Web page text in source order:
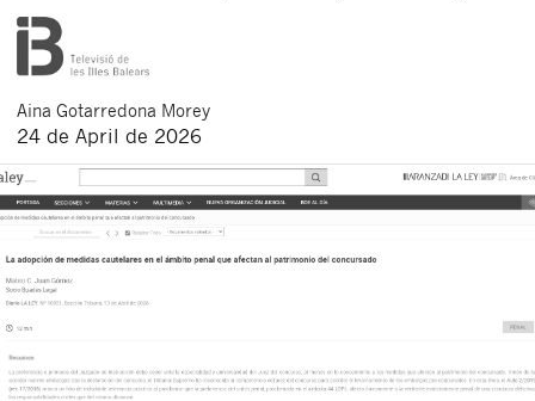
Aina Gotarredona Morey
24 de April de 2026